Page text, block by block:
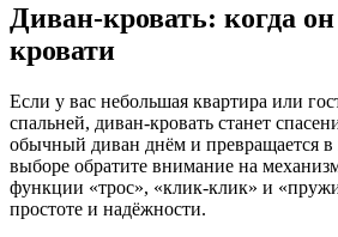
Диван‑кровать: когда
кровати
Если у вас небольшая квартира или
спальней, диван‑кровать станет
обычный диван днём и превращается
выборе обратите внимание на
функции «трос», «клик‑клик» и
простоте и надёжности.